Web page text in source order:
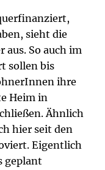
sieht die
aus. So auch im
sollen bis
ihre
Heim in
Ähnlich
hier seit den
Eigentlich
geplant